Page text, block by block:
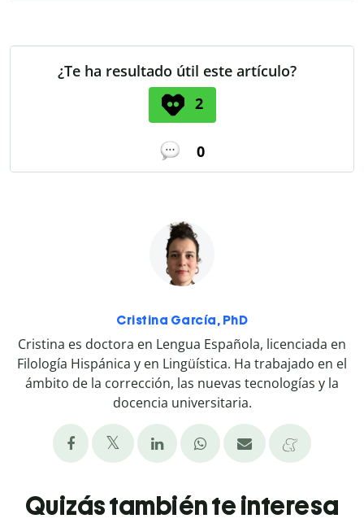
¿Te ha resultado útil este artículo?
2
0
Cristina García, PhD
Cristina es doctora en Lengua Española, licenciada en
Filología Hispánica y en Lingüística. Ha trabajado en el
ámbito de la corrección, las nuevas tecnologías y la
docencia universitaria.
Quizás también te interesa